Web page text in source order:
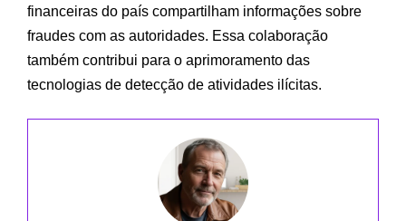
financeiras do país compartilham informações sobre
fraudes com as autoridades. Essa colaboração
também contribui para o aprimoramento das
tecnologias de detecção de atividades ilícitas.